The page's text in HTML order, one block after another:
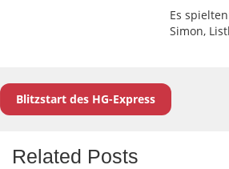
Es
Simon,
Blitzstart des HG-Express
Related Posts